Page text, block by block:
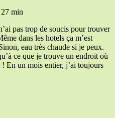
min
pas trop de soucis pour trouver
dans les hotels ça m’est
eau très chaude si je peux.
ce que je trouve un endroit où
En un mois entier, j’ai toujours